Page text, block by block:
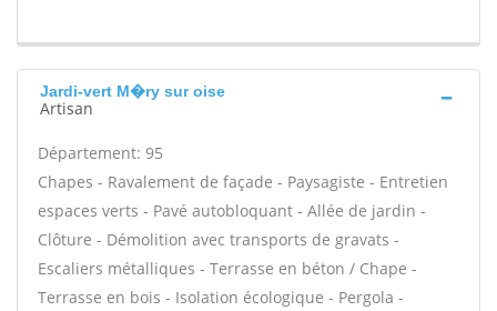
Jardi-vert M�ry sur oise
Artisan
Département: 95
Chapes - Ravalement de façade - Paysagiste - Entretien
espaces verts - Pavé autobloquant - Allée de jardin -
Clôture - Démolition avec transports de gravats -
Escaliers métalliques - Terrasse en béton / Chape -
Terrasse en bois - Isolation écologique - Pergola -